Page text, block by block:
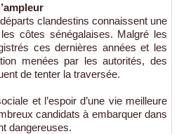
clandestins connaissent une
côtes sénégalaises. Malgré les
ces dernières années et les
menées par les autorités, des
de tenter la traversée.
et l’espoir d’une vie meilleure
candidats à embarquer dans
dangereuses.